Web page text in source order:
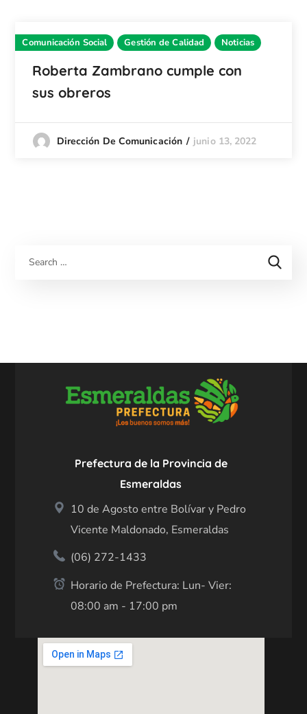
Comunicación Social Gestión de Calidad Noticias
Roberta Zambrano cumple con
sus obreros
Dirección De Comunicación junio 13, 2022
Prefectura de la Provincia de
Esmeraldas
10 de Agosto entre Bolívar y Pedro
Vicente Maldonado, Esmeraldas
(06) 272-1433
Horario de Prefectura: Lun- Vier:
08:00 am - 17:00 pm